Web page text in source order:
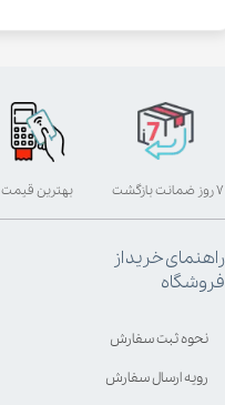
بهترین قیمت ۷ روز ضمانت بازگشت
راهنمای خرید از
فروشگاه
نحوه ثبت سفارش
رویه ارسال سفارش